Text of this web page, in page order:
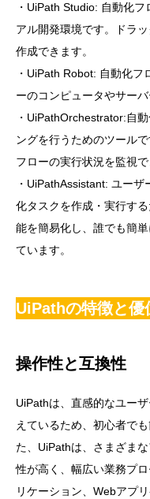
・UiPath Studio: 自動化
アル開発環境です。ドラ
作成できます。
・UiPath Robot: 自動化
ーのコンピュータやサー
・UiPathOrchestrator:自
ングを行うためのツール
フローの実行状況を監視で
・UiPathAssistant: ユー
化タスクを作成・実行す
能を簡易化し、誰でも簡
ています。
UiPathの特徴と優
操作性と互換性
UiPathは、直感的なユー
えているため、初心者で
た、UiPathは、さまざま
性が高く、幅広い業務プ
リケーション、Webアプ